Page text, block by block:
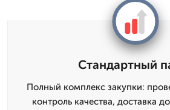
Стандартный
Полный комплекс закупки:
контроль качества, доставка